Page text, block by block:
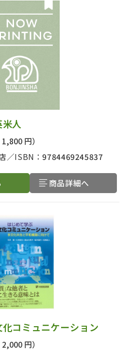
人
1,800 円）
ISBN：9784469245837
商品詳細へ
コミュニケーション
2,000 円）